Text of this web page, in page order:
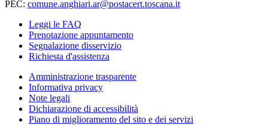
PEC: comune.anghiari.ar@postacert.toscana.it
Leggi le FAQ
Prenotazione appuntamento
Segnalazione disservizio
Richiesta d'assistenza
Amministrazione trasparente
Informativa privacy
Note legali
Dichiarazione di accessibilità
Piano di miglioramento del sito e dei servizi